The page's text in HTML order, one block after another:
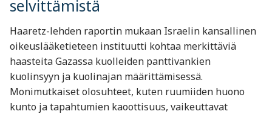
selvittämistä
Haaretz-lehden raportin mukaan Israelin kansallinen
oikeuslääketieteen instituutti kohtaa merkittäviä
haasteita Gazassa kuolleiden panttivankien
kuolinsyyn ja kuolinajan määrittämisessä.
Monimutkaiset olosuhteet, kuten ruumiiden huono
kunto ja tapahtumien kaoottisuus, vaikeuttavat